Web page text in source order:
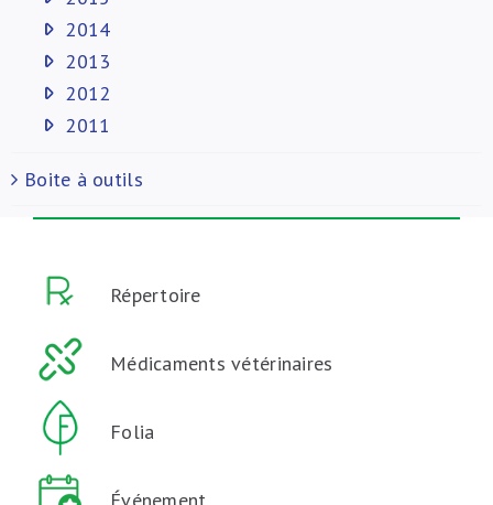
2014
2013
2012
2011
Boite à outils
Répertoire
Médicaments vétérinaires
Folia